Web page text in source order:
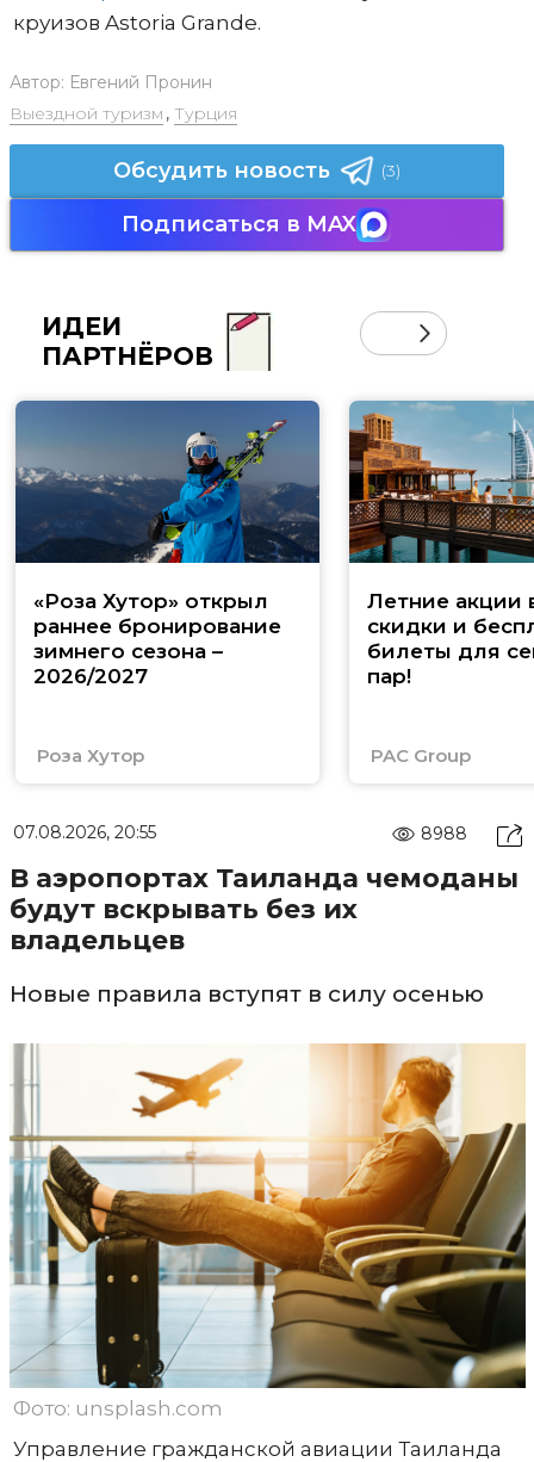
круизов Astoria Grande.
Автор: Евгений Пронин
Выездной туризм , Турция
Обсудить новость (3)
Подписаться в MAX
ИДЕИ
ПАРТНЁРОВ
«Роза Хутор» открыл
раннее бронирование
зимнего сезона –
2026/2027
Роза Хутор
Летние акции
скидки и
билеты для
пар!
PAC Group
07.08.2026, 20:55 8988
В аэропортах Таиланда чемоданы
будут вскрывать без их
владельцев
Новые правила вступят в силу осенью
Фото: unsplash.com
Управление гражданской авиации Таиланда